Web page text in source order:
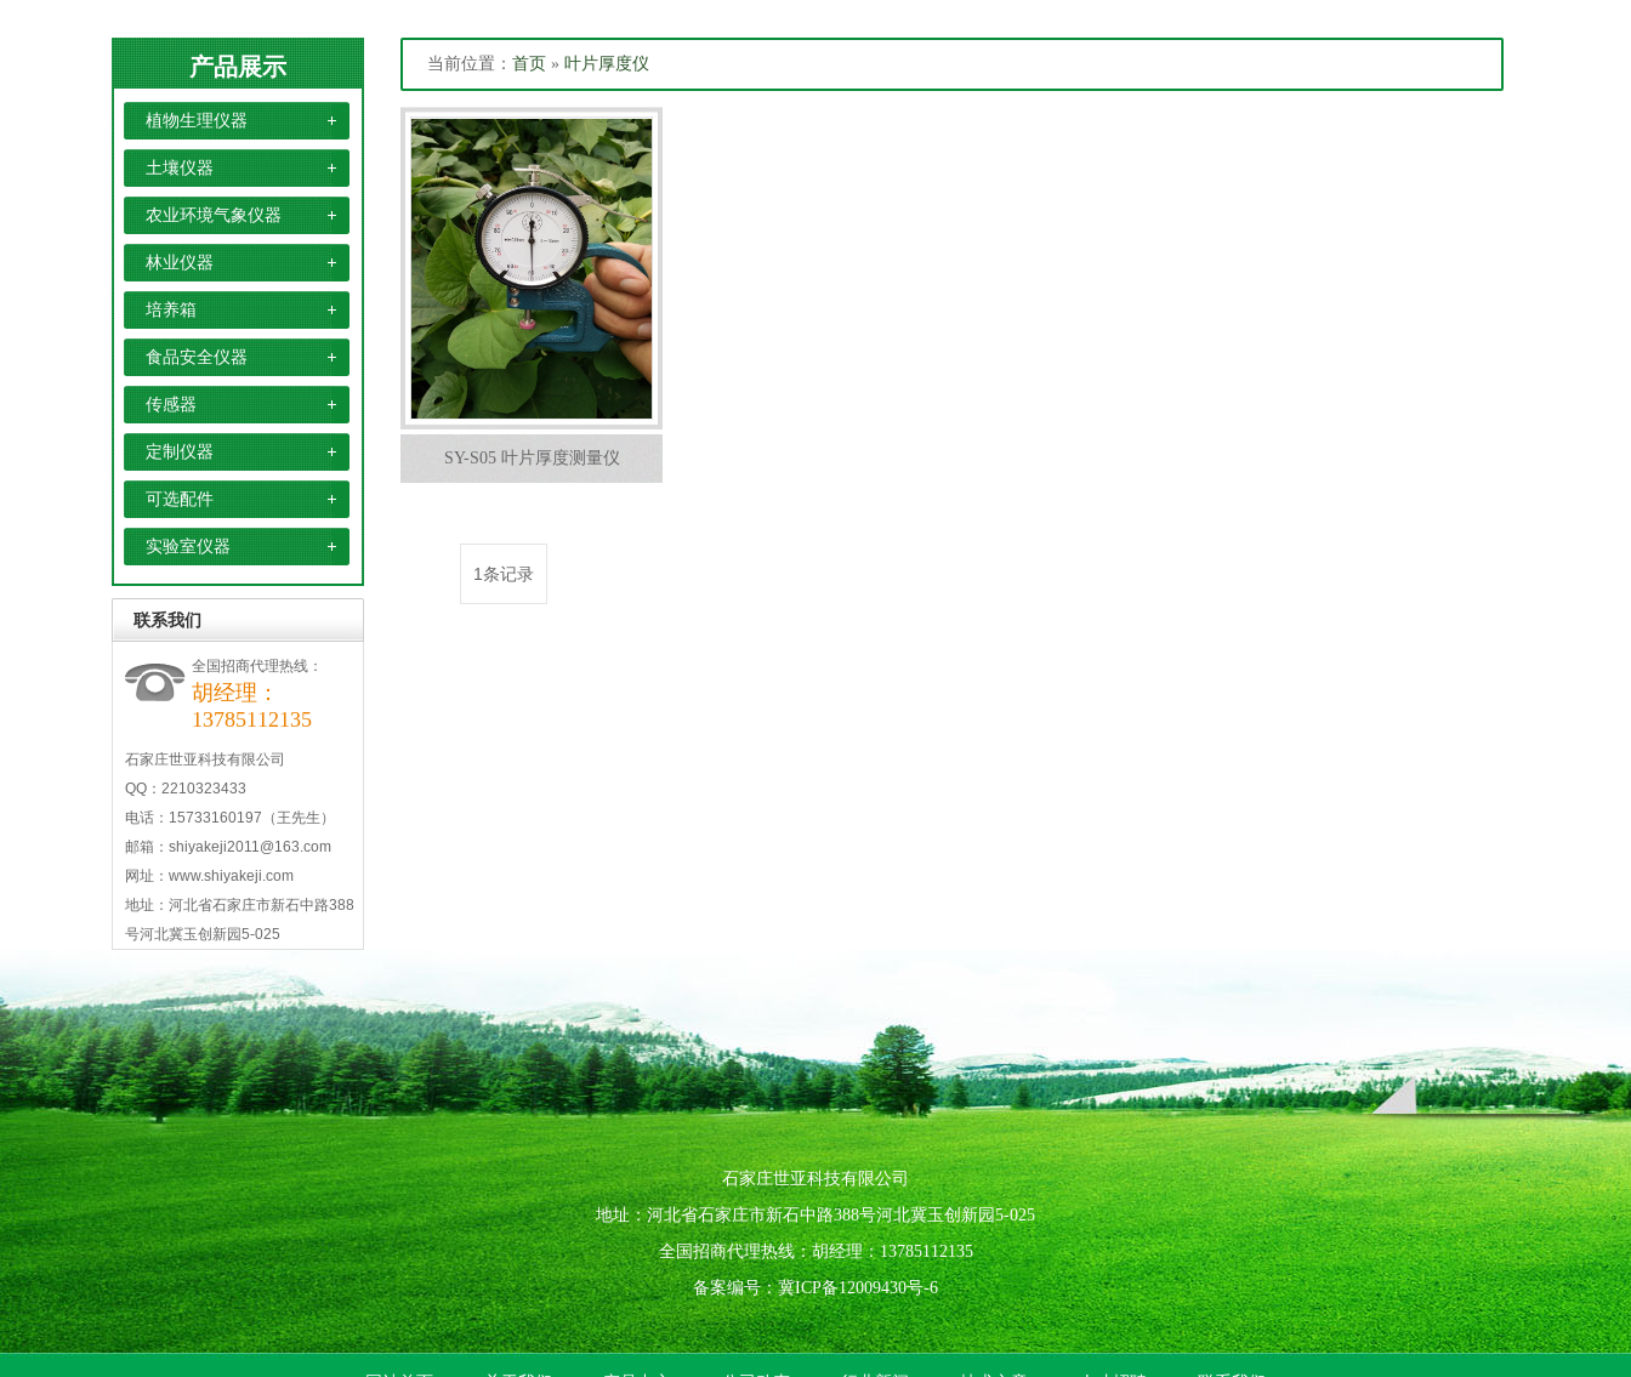
产品展示
植物生理仪器
土壤仪器
农业环境气象仪器
林业仪器
培养箱
食品安全仪器
传感器
定制仪器
可选配件
实验室仪器
联系我们
全国招商代理热线：
胡经理：
13785112135
石家庄世亚科技有限公司
QQ：2210323433
电话：15733160197（王先生）
邮箱：shiyakeji2011@163.com
网址：www.shiyakeji.com
地址：河北省石家庄市新石中路388
号河北冀玉创新园5-025
当前位置： 首页 » 叶片厚度仪
SY-S05 叶片厚度测量仪
1条记录
石家庄世亚科技有限公司
地址：河北省石家庄市新石中路388号河北冀玉创新园5-025
全国招商代理热线：胡经理：13785112135
备案编号：冀ICP备12009430号-6